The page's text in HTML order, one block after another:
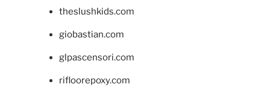
theslushkids.com
giobastian.com
glpascensori.com
rifloorepoxy.com